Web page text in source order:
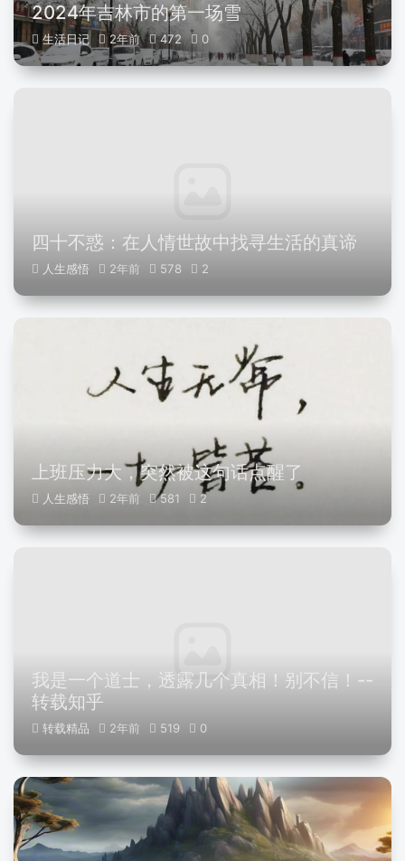
2024年吉林市的第一场雪
生活日记 2年前 472 0
四十不惑：在人情世故中找寻生活的真谛
人生感悟 2年前 578 2
上班压力大，突然被这句话点醒了
人生感悟 2年前 581 2
我是一个道士，透露几个真相！别不信！--
转载知乎
转载精品 2年前 519 0